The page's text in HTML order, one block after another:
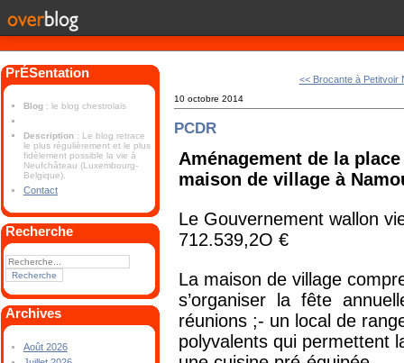
PrÉSentation
Blog : le blog chestrolais
Description : Le blog retrace
le plus régulièrement et le plus
fidèlement possible la vie à
Neufchâteau (Luxembourg-
Belgique).
Contact
Recherche
Archives
Août 2026
<< Brocante à Petitvoir
10 octobre 2014
PCDR
Aménagement de la
maison de village à
Le Gouvernement wallon
712.539,2O €
La maison de village
s’organiser la fête
réunions ;- un local de
polyvalents qui permettent